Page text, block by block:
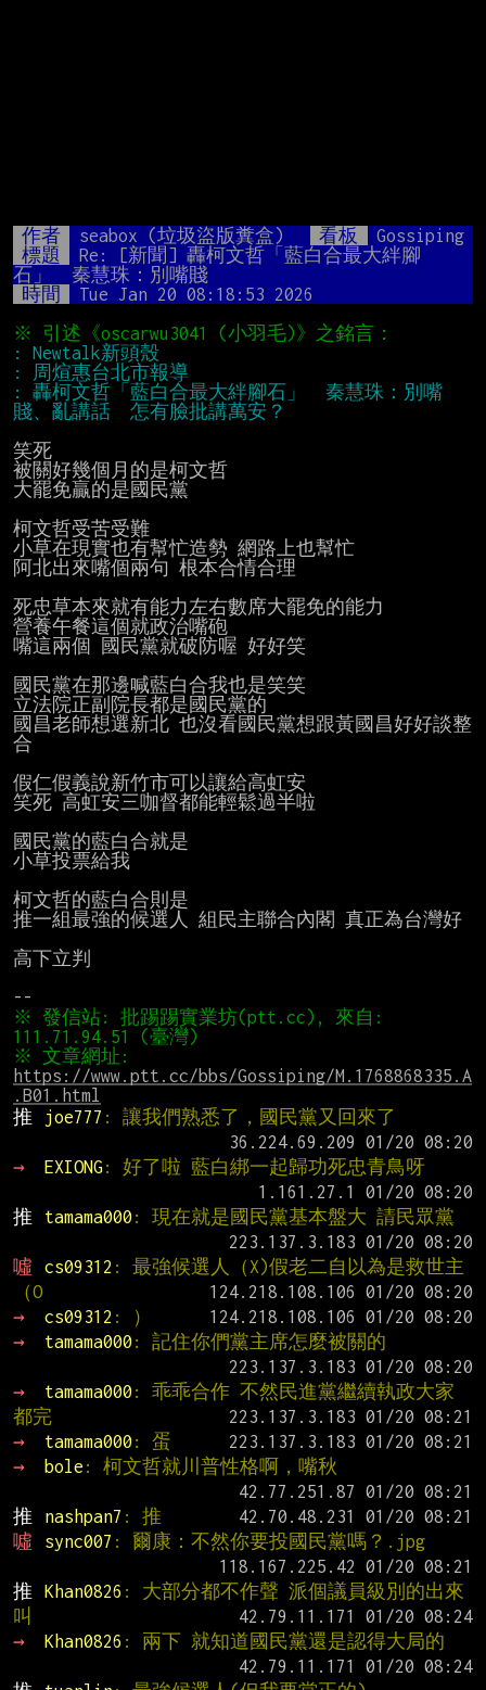
作者 seabox (垃圾盜版糞盒) 看板
Gossiping
標題
Re: [新聞] 轟柯文哲「藍白合最大絆腳
石」　秦慧珠：別嘴賤
時間
Tue Jan 20 08:18:53 2026
: 轟柯文哲「藍白合最大絆腳石」　秦慧珠：別嘴
笑死
被關好幾個月的是柯文哲
大罷免贏的是國民黨
柯文哲受苦受難
小草在現實也有幫忙造勢 網路上也幫忙
阿北出來嘴個兩句 根本合情合理
死忠草本來就有能力左右數席大罷免的能力
營養午餐這個就政治嘴砲
嘴這兩個 國民黨就破防喔 好好笑
國民黨在那邊喊藍白合我也是笑笑
立法院正副院長都是國民黨的
國昌老師想選新北 也沒看國民黨想跟黃國昌好好談整
合
假仁假義說新竹市可以讓給高虹安
笑死 高虹安三咖督都能輕鬆過半啦
國民黨的藍白合就是
小草投票給我
柯文哲的藍白合則是
推一組最強的候選人 組民主聯合內閣 真正為台灣好
高下立判
※ 發信站: 批踢踢實業坊(ptt.cc), 來自:
https://www.ptt.cc/bbs/Gossiping/M.1768868335.A
.B01.html
推
joe777 : 讓我們熟悉了，國民黨又回來了
→
EXIONG: 好了啦 藍白綁一起歸功死忠青鳥呀
推
tamama000 : 現在就是國民黨基本盤大 請民眾黨
噓
cs09312 : 最強候選人（X)假老二自以為是救世主
（O
→
cs09312 : ）
→
tamama000 : 記住你們黨主席怎麼被關的
→
tamama000 : 乖乖合作 不然民進黨繼續執政大家
都完
→
tamama000 : 蛋
→
bole : 柯文哲就川普性格啊，嘴秋
推
nashpan7 : 推
噓
sync007 : 爾康：不然你要投國民黨嗎？.jpg
推
Khan0826 : 大部分都不作聲 派個議員級別的出來
叫
→
Khan0826 : 兩下 就知道國民黨還是認得大局的